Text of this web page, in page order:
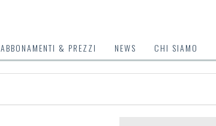
ABBONAMENTI & PREZZI NEWS CHI SIAMO